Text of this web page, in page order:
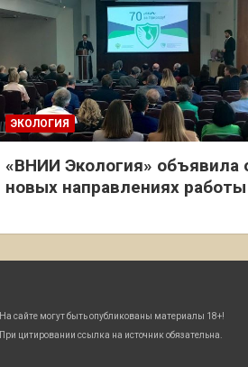
ЭКОЛОГИЯ
«ВНИИ Экология» объявила
новых направлениях работы
На сайте могут быть опубликованы материалы 18+!
При цитировании ссылка на источник обязательна.